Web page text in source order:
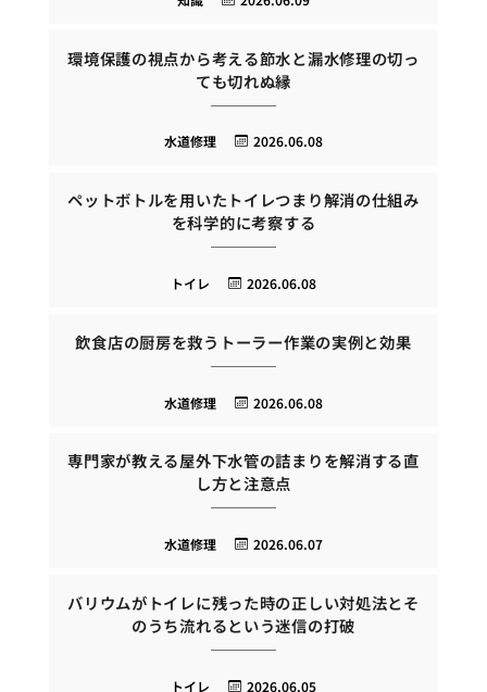
環境保護の視点から考える節水と漏水修理の切っ
ても切れぬ縁
2026.06.08
水道修理
ペットボトルを用いたトイレつまり解消の仕組み
を科学的に考察する
2026.06.08
トイレ
飲食店の厨房を救うトーラー作業の実例と効果
2026.06.08
水道修理
専門家が教える屋外下水管の詰まりを解消する直
し方と注意点
2026.06.07
水道修理
バリウムがトイレに残った時の正しい対処法とそ
のうち流れるという迷信の打破
2026.06.05
トイレ